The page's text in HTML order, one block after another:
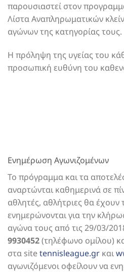
παρουσιαστεί στον
Λίστα Αναπληρωματικών
αγώνων της κατηγορίας τους.
Η πρόληψη της υγείας του
προσωπική ευθύνη του
Ενημέρωση Αγωνιζομένων
Το πρόγραμμα και τα
αναρτώνται καθημερινά σε
αθλητές, αθλήτριες θα έχουν
ενημερώνονται για την
αγώνα τους από τις 29/03/
9930452(τηλέφωνο ομίλου)
στα sitetennisleague.gr και
αγωνιζόμενοι οφείλουν να